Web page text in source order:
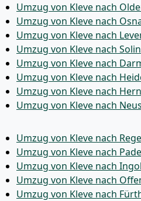
Umzug von Kleve nach
Umzug von Kleve nach
Umzug von Kleve nach
Umzug von Kleve nach
Umzug von Kleve nach
Umzug von Kleve nach
Umzug von Kleve nach
Umzug von Kleve nach
Umzug von Kleve nach
Umzug von Kleve nach
Umzug von Kleve nach
Umzug von Kleve nach
Umzug von Kleve nach